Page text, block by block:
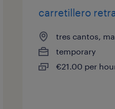
carretillero
tres cantos,
temporary
€21.00 per